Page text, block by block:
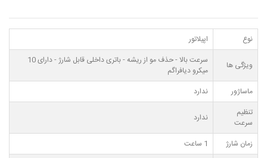
نوع اپیلاتور
ویژگی ها
سرعت بالا - حذف مو از ریشه - باتری داخلی قابل شارژ - دارای 10
میکرو دیافراگم
ماساژور
ندارد
تنظیم
سرعت
ندارد
زمان شارژ
1 ساعت